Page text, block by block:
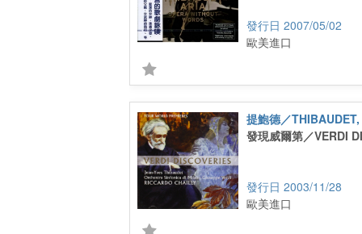
2007/05/02
歐美進口
提鮑德／
發現威爾第／VERDI
2003/11/28
歐美進口